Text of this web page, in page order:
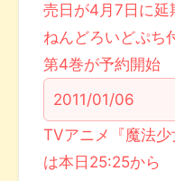
売日が4月7日に延
ねんどろいどぷち
第4巻が予約開始
2011/01/06
TVアニメ『魔法
は本日25:25から